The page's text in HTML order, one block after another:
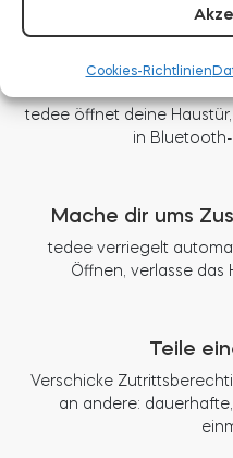
Cookies-Richtlinien
Öffne deine Tür per
Die Tür
tedee öffnet deine
in
Mache dir ums
tedee verriegelt
Öffnen, verlasse das
Teile
Verschicke
an andere: